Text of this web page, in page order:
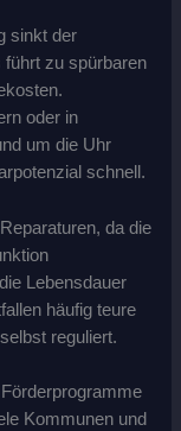
sinkt der
zu spürbaren
oder in
um die Uhr
schnell.
da die
Lebensdauer
häufig teure
reguliert.
Kommunen und